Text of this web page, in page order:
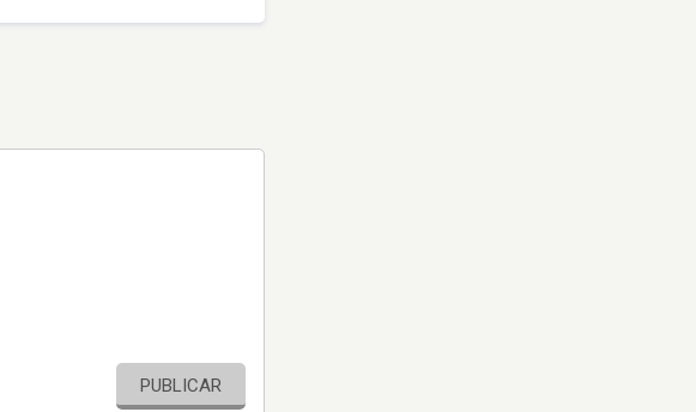
PUBLICAR